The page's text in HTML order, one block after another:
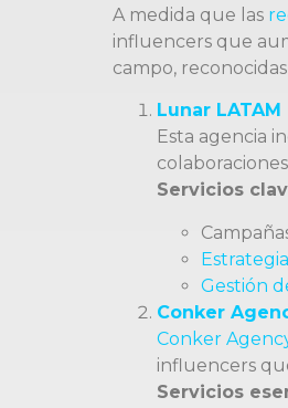
A medida que las
influencers que
campo,
Lunar LATAM
Esta agencia
Servicios
Gestión
Conker
Conker
influencers
Servicios